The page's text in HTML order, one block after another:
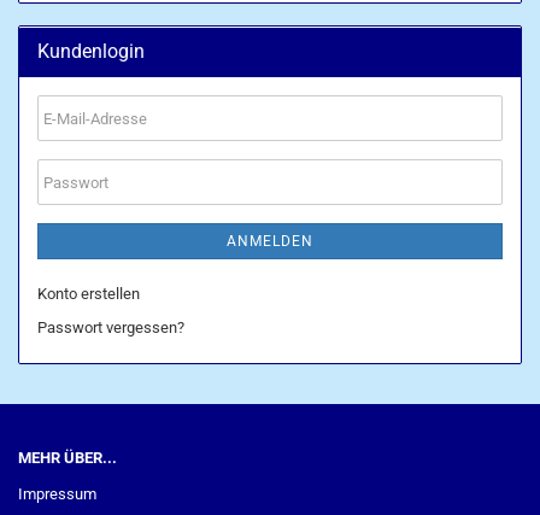
Kundenlogin
E-
Mail-
Adresse
Passwort
ANMELDEN
Konto erstellen
Passwort vergessen?
MEHR ÜBER...
Impressum